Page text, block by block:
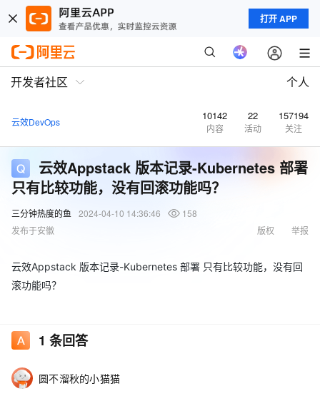
打开 APP
开发者社区 个人
云效DevOps 10142
内容
22
活动
157194
关注
云效Appstack 版本记录-Kubernetes 部署
只有比较功能，没有回滚功能吗？
三分钟热度的鱼 2024-04-10 14:36:46
158
发布于安徽
举报
版权
云效Appstack 版本记录-Kubernetes 部署 只有比较功能，没有回
滚功能吗？
1 条回答
圆不溜秋的小猫猫